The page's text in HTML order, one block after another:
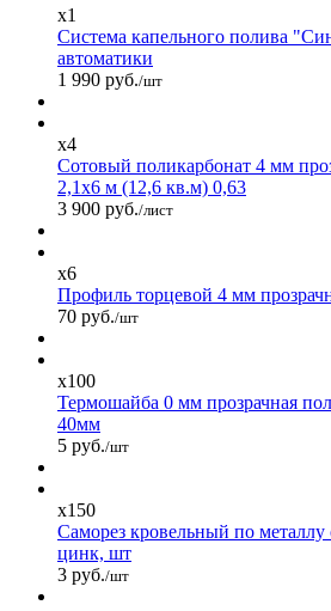
x1
Система капельного полива
автоматики
1 990 руб./шт
x4
Сотовый поликарбонат 4 мм
2,1х6 м (12,6 кв.м) 0,63
3 900 руб./лист
x6
Профиль торцевой 4 мм
70 руб./шт
x100
Термошайба 0 мм прозрачная
40мм
5 руб./шт
x150
Саморез кровельный по
цинк, шт
3 руб./шт